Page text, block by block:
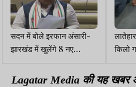
सदन में बोले इरफान अंसारी-
झारखंड में खुलेंगे 8 नए
मेडिकल कॉलेज और बनेगा
रिम्स 2
किलो
Lagatar Media की यह खबर